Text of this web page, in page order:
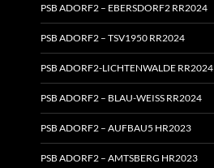
PSB ADORF2 – EBERSDORF2 RR2024
PSB ADORF2 – TSV1950 RR2024
PSB ADORF2-LICHTENWALDE RR2024
PSB ADORF2 – BLAU-WEISS RR2024
PSB ADORF2 – AUFBAU5 HR2023
PSB ADORF2 – AMTSBERG HR2023